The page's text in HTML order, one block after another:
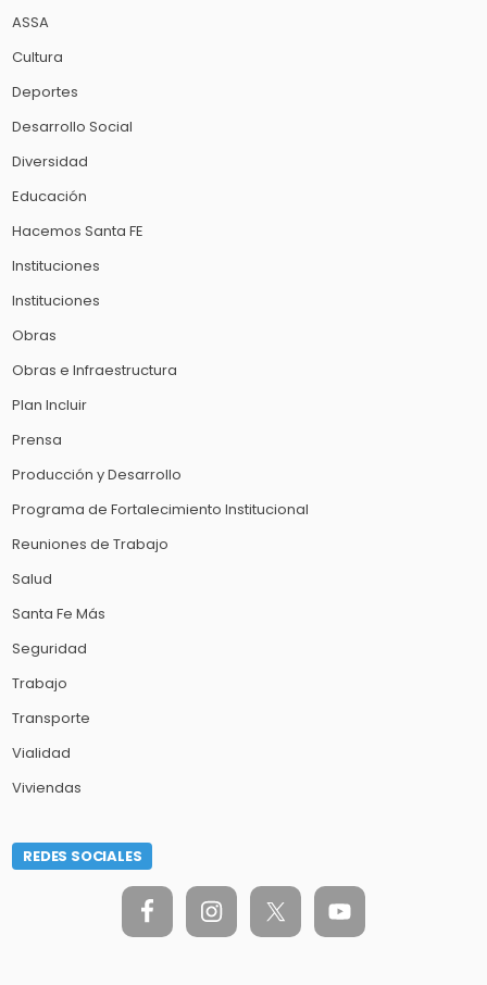
ASSA
Cultura
Deportes
Desarrollo Social
Diversidad
Educación
Hacemos Santa FE
Instituciones
Instituciones
Obras
Obras e Infraestructura
Plan Incluir
Prensa
Producción y Desarrollo
Programa de Fortalecimiento Institucional
Reuniones de Trabajo
Salud
Santa Fe Más
Seguridad
Trabajo
Transporte
Vialidad
Viviendas
REDES SOCIALES